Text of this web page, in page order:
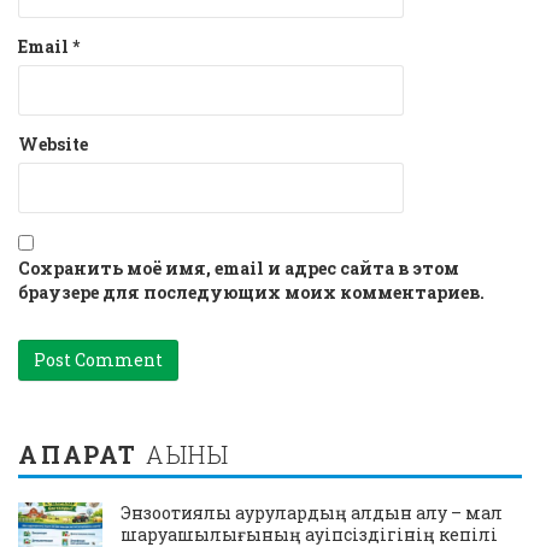
Email *
Website
Сохранить моё имя, email и адрес сайта в этом
браузере для последующих моих комментариев.
АҚПАРАТ АҒЫНЫ
Энзоотиялық аурулардың алдын алу – мал
шаруашылығының қауіпсіздігінің кепілі